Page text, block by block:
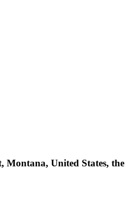
Montana, United States, the